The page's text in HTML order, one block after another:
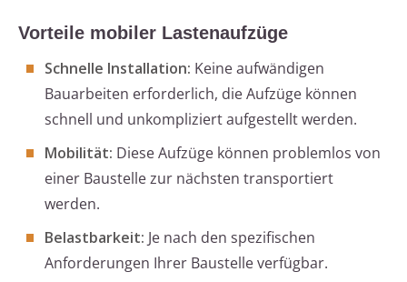
Vorteile mobiler Lastenaufzüge
Schnelle Installation: Keine aufwändigen
Bauarbeiten erforderlich, die Aufzüge können
schnell und unkompliziert aufgestellt werden.
Mobilität: Diese Aufzüge können problemlos von
einer Baustelle zur nächsten transportiert
werden.
Belastbarkeit: Je nach den spezifischen
Anforderungen Ihrer Baustelle verfügbar.